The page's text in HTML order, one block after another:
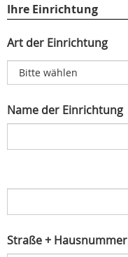
Ihre Einrichtung
Art der Einrichtung
Name der Einrichtung
Straße + Hausnummer